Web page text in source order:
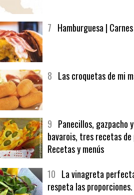
afuegolentoempleo.com
bavarois, tres recetas de
Recetas y menús